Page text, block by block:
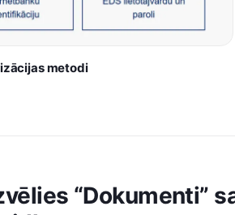
metodi
“Dokumenti”